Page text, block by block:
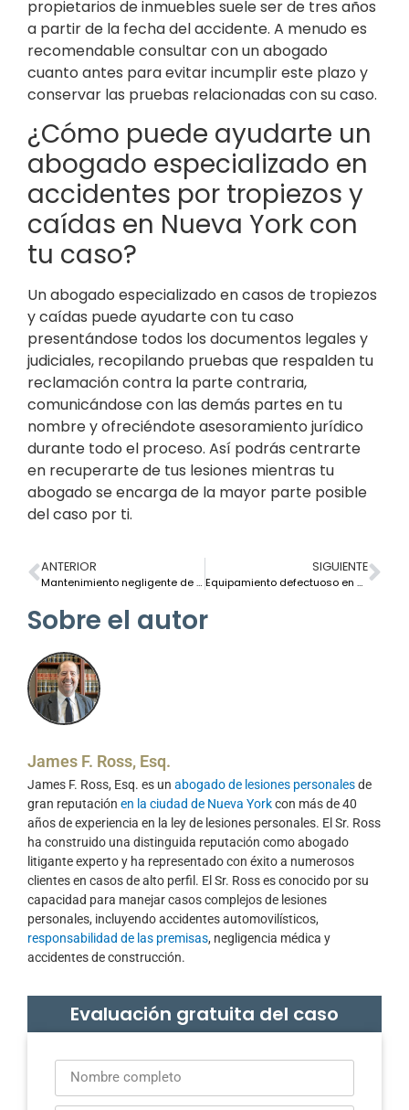
propietarios de inmuebles suele ser de tres años
a partir de la fecha del accidente. A menudo es
recomendable consultar con un abogado
cuanto antes para evitar incumplir este plazo y
conservar las pruebas relacionadas con su caso.
¿Cómo puede ayudarte un
abogado especializado en
accidentes por tropiezos y
caídas en Nueva York con
tu caso?
Un abogado especializado en casos de tropiezos
y caídas puede ayudarte con tu caso
presentándose todos los documentos legales y
judiciales, recopilando pruebas que respalden tu
reclamación contra la parte contraria,
comunicándose con las demás partes en tu
nombre y ofreciéndote asesoramiento jurídico
durante todo el proceso. Así podrás centrarte
en recuperarte de tus lesiones mientras tu
abogado se encarga de la mayor parte posible
del caso por ti.
ANTERIOR
Mantenimiento negligente de inmuebles en Nueva York: cuándo se puede considerar responsables a los propietarios
SIGUIENTE
Equipamiento defectuoso en parques infantiles y responsabilidad civil por las instalaciones en Nueva York
Sobre el autor
James F. Ross, Esq.
James F. Ross, Esq. es un abogado de lesiones personalesde
gran reputación en la ciudad de Nueva Yorkcon más de 40
años de experiencia en la ley de lesiones personales. El Sr. Ross
ha construido una distinguida reputación como abogado
litigante experto y ha representado con éxito a numerosos
clientes en casos de alto perfil. El Sr. Ross es conocido por su
capacidad para manejar casos complejos de lesiones
personales, incluyendo accidentes automovilísticos,
responsabilidad de las premisas, negligencia médica y
accidentes de construcción.
Evaluación gratuita del caso